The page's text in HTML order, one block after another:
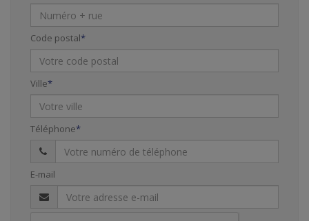
Code postal
Ville
Téléphone
E-mail